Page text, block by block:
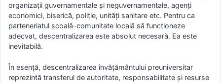
organizaţii guvernamentale şi neguvernamentale, agenţi
economici, biserică, poliţie, unităţi sanitare etc. Pentru ca
parteneriatul şcoală-comunitate locală să funcţioneze
adecvat, descentralizarea este absolut necesară. Ea este
inevitabilă.
În esenţă, descentralizarea învăţământului preuniversitar
reprezintă transferul de autoritate, responsabilitate şi resurse